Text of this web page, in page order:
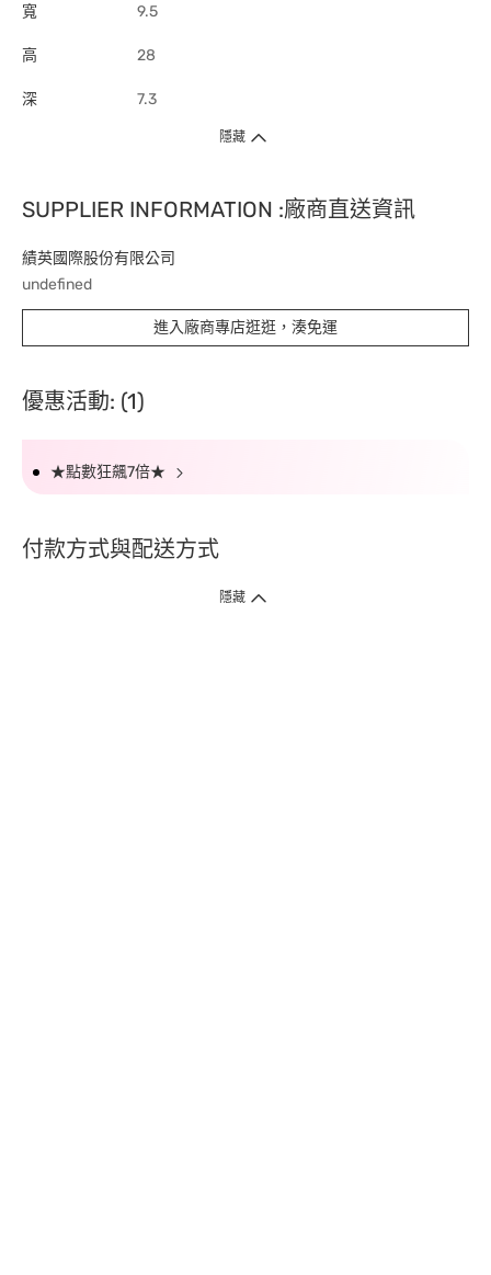
寬 9.5
高 28
深 7.3
隱藏
SUPPLIER INFORMATION :廠商直送資訊
績英國際股份有限公司
undefined
進入廠商專店逛逛，湊免運
優惠活動: (1)
★點數狂飆7倍★
付款方式與配送方式
隱藏